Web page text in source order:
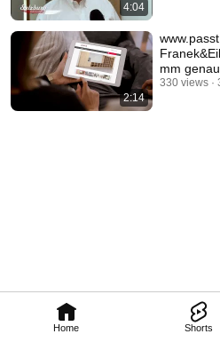
Home Shorts
4:04
2:14
mm
330 views